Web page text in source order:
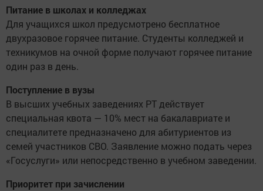
Питание в школах и колледжах
Для учащихся школ предусмотрено бесплатное
двухразовое горячее питание. Студенты колледжей и
техникумов на очной форме получают горячее питание
один раз в день.
Поступление в вузы
В высших учебных заведениях РТ действует
специальная квота — 10% мест на бакалавриате и
специалитете предназначено для абитуриентов из
семей участников СВО. Заявление можно подать через
«Госуслуги» или непосредственно в учебном заведении.
Приоритет при зачислении